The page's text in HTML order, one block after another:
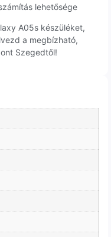
lehetősége
A05s készüléket,
a megbízható,
Szegedtől!